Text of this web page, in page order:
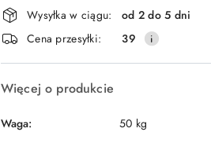
i
dostawa
Wysyłka w ciągu:
od 2 do 5 dni
Cena przesyłki:
39
Więcej o produkcie
Waga: 50 kg